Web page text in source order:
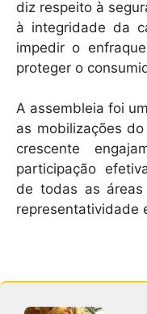
diz respeito à
à integridade da
impedir o
proteger o
A assembleia foi
as mobilizações
crescente
participação
de todas as
representatividade